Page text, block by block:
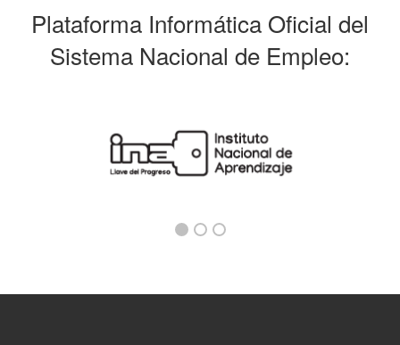
Plataforma Informática Oficial del
Sistema Nacional de Empleo: